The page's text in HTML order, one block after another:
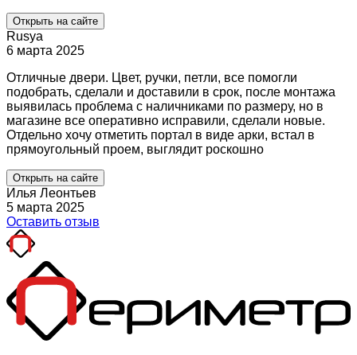
Открыть на сайте
Rusya
6 марта 2025
Отличные двери. Цвет, ручки, петли, все помогли
подобрать, сделали и доставили в срок, после монтажа
выявилась проблема с наличниками по размеру, но в
магазине все оперативно исправили, сделали новые.
Отдельно хочу отметить портал в виде арки, встал в
прямоугольный проем, выглядит роскошно
Открыть на сайте
Илья Леонтьев
5 марта 2025
Оставить отзыв